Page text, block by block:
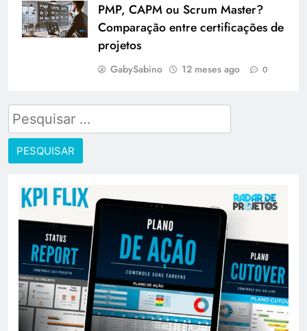
PMP, CAPM ou Scrum Master?
Comparação entre certificações de
projetos
GabySabino 12 meses ago 0